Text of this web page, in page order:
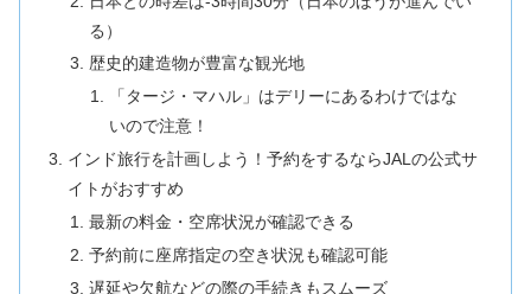
る）
歴史的建造物が豊富な観光地
「タージ・マハル」はデリーにあるわけではな
いので注意！
インド旅行を計画しよう！予約をするならJALの公式サ
イトがおすすめ
最新の料金・空席状況が確認できる
予約前に座席指定の空き状況も確認可能
遅延や欠航などの際の手続きもスムーズ